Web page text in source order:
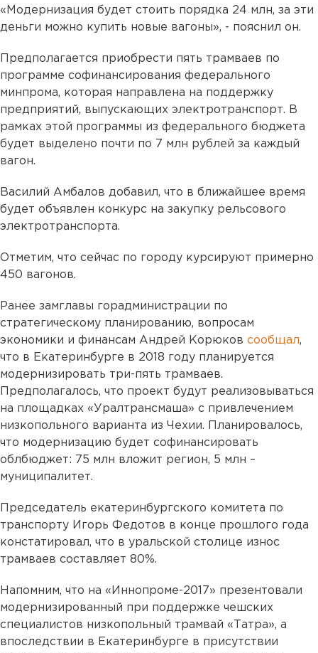
«Модернизация будет стоить порядка 24 млн, за эти
деньги можно купить новые вагоны», - пояснил он.
Предполагается приобрести пять трамваев по
программе софинансирования федерального
минпрома, которая направлена на поддержку
предприятий, выпускающих электротранспорт. В
рамках этой программы из федерального бюджета
будет выделено почти по 7 млн рублей за каждый
вагон.
Василий Амбалов добавил, что в ближайшее время
будет объявлен конкурс на закупку рельсового
электротранспорта.
Отметим, что сейчас по городу курсируют примерно
450 вагонов.
Ранее замглавы горадминистрации по
стратегическому планированию, вопросам
экономики и финансам Андрей Корюков сообщал,
что в Екатеринбурге в 2018 году планируется
модернизировать три-пять трамваев.
Предполагалось, что проект будут реализовываться
на площадках «Уралтрансмаша» с привлечением
низкопольного варианта из Чехии. Планировалось,
что модернизацию будет софинансировать
облбюджет: 75 млн вложит регион, 5 млн –
муниципалитет.
Председатель екатеринбургского комитета по
транспорту Игорь Федотов в конце прошлого года
констатировал, что в уральской столице износ
трамваев составляет 80%.
Напомним, что на «Иннопроме-2017» презентовали
модернизированный при поддержке чешских
специалистов низкопольный трамвай «Татра», а
впоследствии в Екатеринбурге в присутствии